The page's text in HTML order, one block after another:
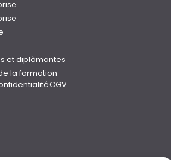
et diplômantes
la formation
CGV